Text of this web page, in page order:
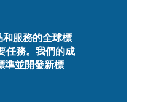
服務的全球標
任務。我們的成
準並開發新標